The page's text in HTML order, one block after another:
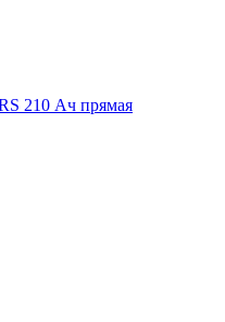
210 Ач прямая